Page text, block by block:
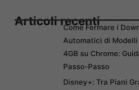
Articoli recenti
Come Fermare i
Automatici di Modelli
4GB su Chrome:
Passo-Passo
Disney+: Tra Piani